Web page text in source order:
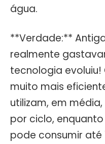
água.
**Verdade:**
realmente
tecnologia
muito mais
utilizam, em
por ciclo,
pode consumir até